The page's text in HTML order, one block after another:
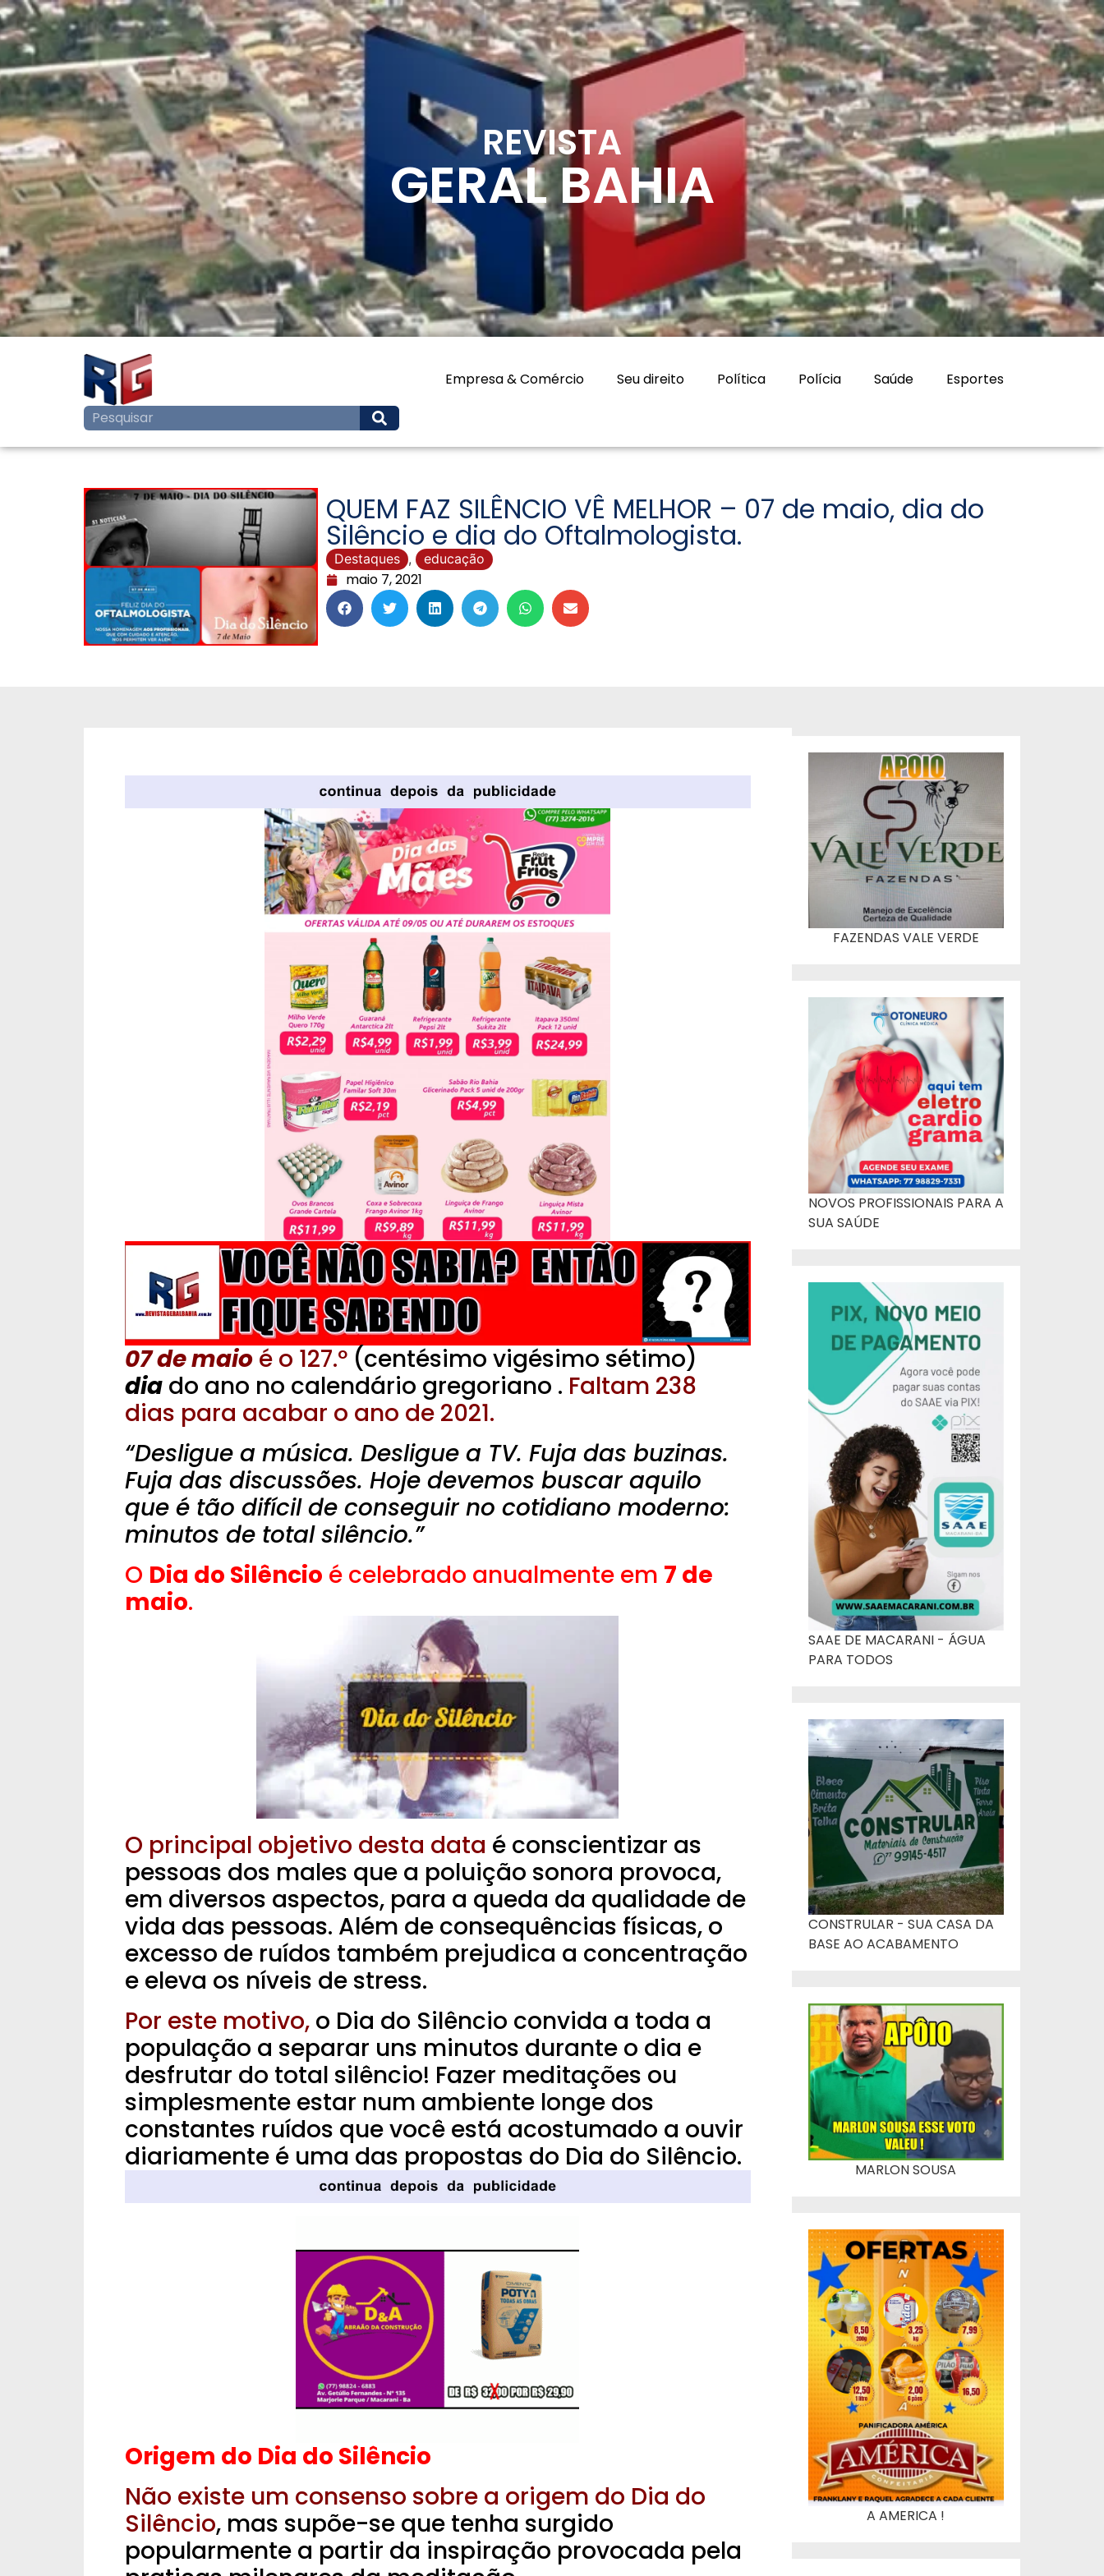
REVISTA
GERAL BAHIA
Empresa & Comércio Seu direito Política Polícia Saúde Esportes
QUEM FAZ SILÊNCIO VÊ MELHOR – 07 de maio, dia do
Silêncio e dia do Oftalmologista.
Destaques , educação
maio 7, 2021
07 de maio é o 127.º (centésimo vigésimo sétimo)
dia do ano no calendário gregoriano . Faltam 238
dias para acabar o ano de 2021.
“Desligue a música. Desligue a TV. Fuja das buzinas.
Fuja das discussões. Hoje devemos buscar aquilo
que é tão difícil de conseguir no cotidiano moderno:
minutos de total silêncio.”
O Dia do Silêncio é celebrado anualmente em 7 de
maio.
O principal objetivo desta data é conscientizar as
pessoas dos males que a poluição sonora provoca,
em diversos aspectos, para a queda da qualidade de
vida das pessoas. Além de consequências físicas, o
excesso de ruídos também prejudica a concentração
e eleva os níveis de stress.
Por este motivo, o Dia do Silêncio convida a toda a
população a separar uns minutos durante o dia e
desfrutar do total silêncio! Fazer meditações ou
simplesmente estar num ambiente longe dos
constantes ruídos que você está acostumado a ouvir
diariamente é uma das propostas do Dia do Silêncio.
Origem do Dia do Silêncio
Não existe um consenso sobre a origem do Dia do
Silêncio, mas supõe-se que tenha surgido
popularmente a partir da inspiração provocada pela
FAZENDAS VALE VERDE
NOVOS PROFISSIONAIS PARA A
SUA SAÚDE
SAAE DE MACARANI - ÁGUA
PARA TODOS
CONSTRULAR - SUA CASA DA
BASE AO ACABAMENTO
MARLON SOUSA
A AMERICA !